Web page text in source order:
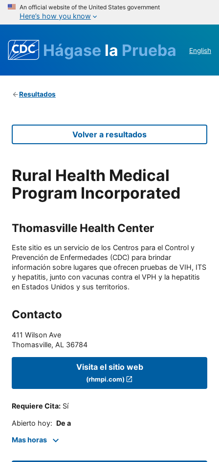
An official website of the United States government
Here’s how you know
Hágase la Prueba English
Resultados
Volver a resultados
Rural Health Medical
Program Incorporated
Thomasville Health Center
Este sitio es un servicio de los Centros para el Control y
Prevención de Enfermedades (CDC) para brindar
información sobre lugares que ofrecen pruebas de VIH, ITS
y hepatitis, junto con vacunas contra el VPH y la hepatitis
en Estados Unidos y sus territorios.
Contacto
411 Wilson Ave
Thomasville, AL 36784
Visita el sitio web
(rhmpi.com)
Requiere Cita: Sí
Abierto hoy: De a
Mas horas